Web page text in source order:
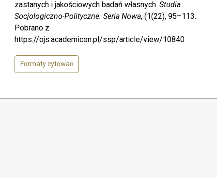
zastanych i jakościowych badań własnych. Studia
Socjologiczno-Polityczne. Seria Nowa, (1(22), 95–113.
Pobrano z
https://ojs.academicon.pl/ssp/article/view/10840
Formaty cytowań